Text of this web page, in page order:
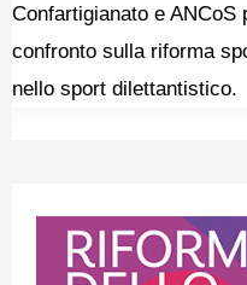
Confartigianato e ANCoS
confronto sulla riforma
nello sport dilettantistico.